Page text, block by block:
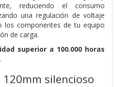
reduciendo el consumo
una regulación de voltaje
los componentes de tu equipo
de carga.
superior a 100.000 horas
silencioso